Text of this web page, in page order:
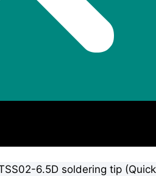
6.5D soldering tip (Quick